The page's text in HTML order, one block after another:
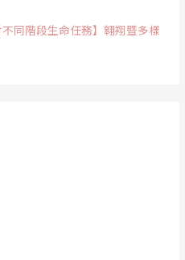
同階段生命任務】翱翔暨多樣